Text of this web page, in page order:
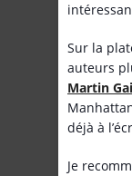
Sur la
auteurs
Martin
déjà à
Je